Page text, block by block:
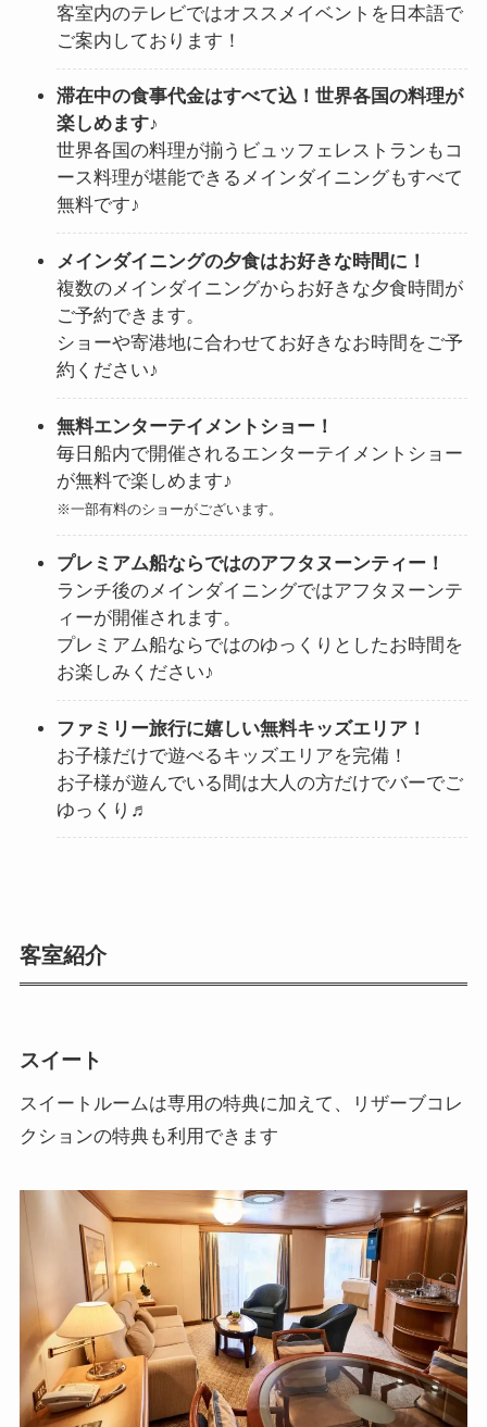
客室内のテレビではオススメイベントを日本語で
ご案内しております！
滞在中の食事代金はすべて込！世界各国の料理が
楽しめます♪
世界各国の料理が揃うビュッフェレストランもコ
ース料理が堪能できるメインダイニングもすべて
無料です♪
メインダイニングの夕食はお好きな時間に！
複数のメインダイニングからお好きな夕食時間が
ご予約できます。
ショーや寄港地に合わせてお好きなお時間をご予
約ください♪
無料エンターテイメントショー！
毎日船内で開催されるエンターテイメントショー
が無料で楽しめます♪
※一部有料のショーがございます。
プレミアム船ならではのアフタヌーンティー！
ランチ後のメインダイニングではアフタヌーンテ
ィーが開催されます。
プレミアム船ならではのゆっくりとしたお時間を
お楽しみください♪
ファミリー旅行に嬉しい無料キッズエリア！
お子様だけで遊べるキッズエリアを完備！
お子様が遊んでいる間は大人の方だけでバーでご
ゆっくり♬
客室紹介
スイート
スイートルームは専用の特典に加えて、リザーブコレ
クションの特典も利用できます